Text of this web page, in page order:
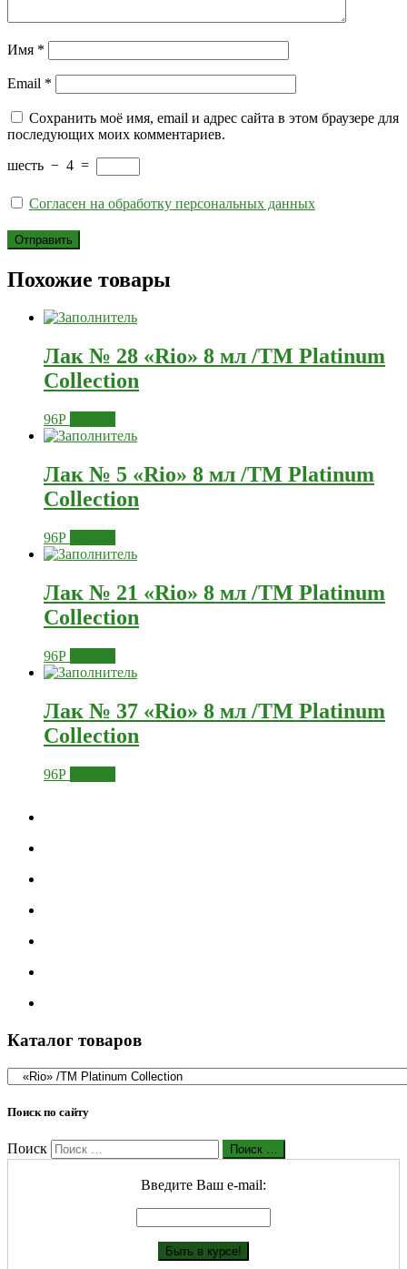
Имя *
Email *
Сохранить моё имя, email и адрес сайта в этом браузере для
последующих моих комментариев.
шесть − 4 =
Согласен на обработку персональных данных
Похожие товары
Лак № 28 «Rio» 8 мл /ТМ Platinum
Collection
96Р
Лак № 5 «Rio» 8 мл /ТМ Platinum
Collection
96Р
Лак № 21 «Rio» 8 мл /ТМ Platinum
Collection
96Р
Лак № 37 «Rio» 8 мл /ТМ Platinum
Collection
96Р
Каталог товаров
Поиск по сайту
Поиск Поиск …
Введите Ваш е-mail: